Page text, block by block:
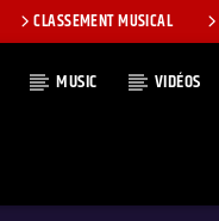
CLASSEMENT MUSICAL
MUSIC VIDÉOS